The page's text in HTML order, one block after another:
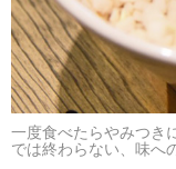
一度食べたらやみつき
では終わらない、味へ